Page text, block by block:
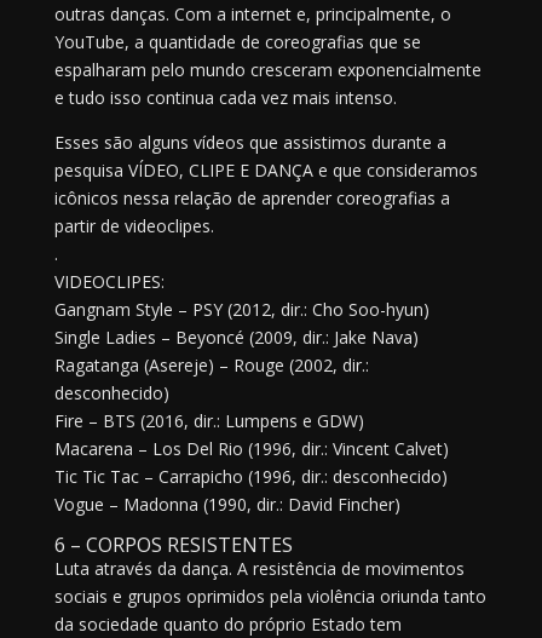
outras danças. Com a internet e, principalmente, o
YouTube, a quantidade de coreografias que se
espalharam pelo mundo cresceram exponencialmente
e tudo isso continua cada vez mais intenso.
Esses são alguns vídeos que assistimos durante a
pesquisa VÍDEO, CLIPE E DANÇA e que consideramos
icônicos nessa relação de aprender coreografias a
partir de videoclipes.
.
VIDEOCLIPES:
Gangnam Style – PSY (2012, dir.: Cho Soo-hyun)
Single Ladies – Beyoncé (2009, dir.: Jake Nava)
Ragatanga (Asereje) – Rouge (2002, dir.:
desconhecido)
Fire – BTS (2016, dir.: Lumpens e GDW)
Macarena – Los Del Rio (1996, dir.: Vincent Calvet)
Tic Tic Tac – Carrapicho (1996, dir.: desconhecido)
Vogue – Madonna (1990, dir.: David Fincher)
6 – CORPOS RESISTENTES
Luta através da dança. A resistência de movimentos
sociais e grupos oprimidos pela violência oriunda tanto
da sociedade quanto do próprio Estado tem